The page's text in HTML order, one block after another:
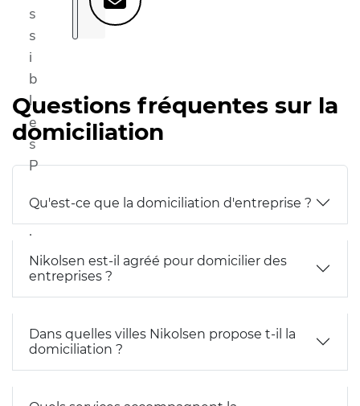
s
s
i
b
l
e
s
P
R
.
Questions fréquentes sur la
domiciliation
Qu'est-ce que la domiciliation d'entreprise ?
Nikolsen est-il agréé pour domicilier des
entreprises ?
Dans quelles villes Nikolsen propose t-il la
domiciliation ?